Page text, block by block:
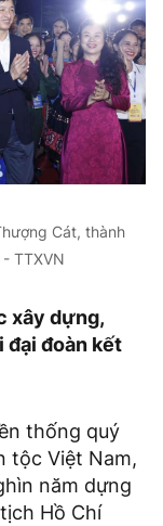
Cát, thành
TTXVN
xây dựng,
đại đoàn kết
thống quý
tộc Việt Nam,
năm dựng
Hồ Chí